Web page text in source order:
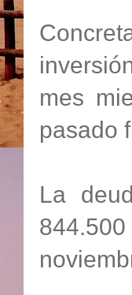
mes
pasado
La